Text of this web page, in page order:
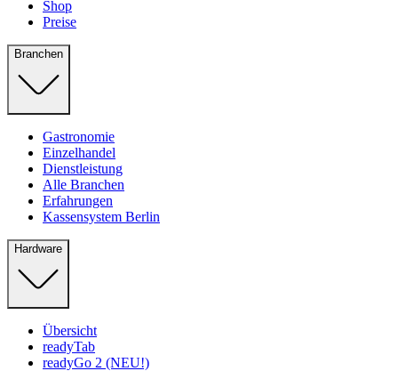
Shop
Preise
Branchen
Gastronomie
Einzelhandel
Dienstleistung
Alle Branchen
Erfahrungen
Kassensystem Berlin
Hardware
Übersicht
readyTab
readyGo 2 (NEU!)